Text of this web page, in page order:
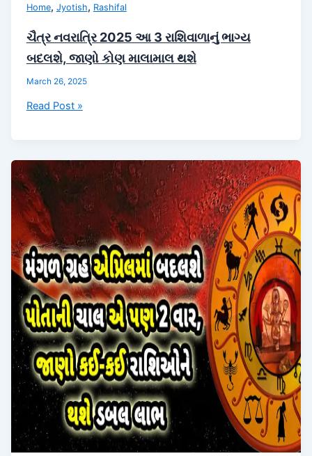
Home, Jyotish, Rashifal
ચૈત્ર નવરાત્રિ 2025 આ 3 રાશિવાળાનું ભાગ્ય
બદલશે, જાણો કોણ માલામાલ થશે
March 26, 2025
ચૈત્ર
રાશિવાળાનું
ભાગ્ય
બદલશે,
જાણો
કોણ
માલામાલ
થશે
Read Post »